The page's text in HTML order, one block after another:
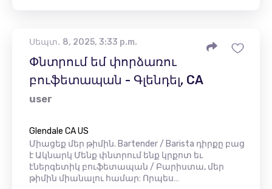
Սեպտ․ 8, 2025, 3:33 p.m.
Փնտրում եմ փորձառու
բուֆետապան - Գլենդել, CA
user
Glendale CA US
Միացեք մեր թիմին. Bartender / Barista դիրքը բաց
է Ակնարկ Մենք փնտրում ենք կրքոտ եւ
էներգետիկ բուֆետապան / Բարիստա, մեր
թիմին միանալու համար: Որպես…